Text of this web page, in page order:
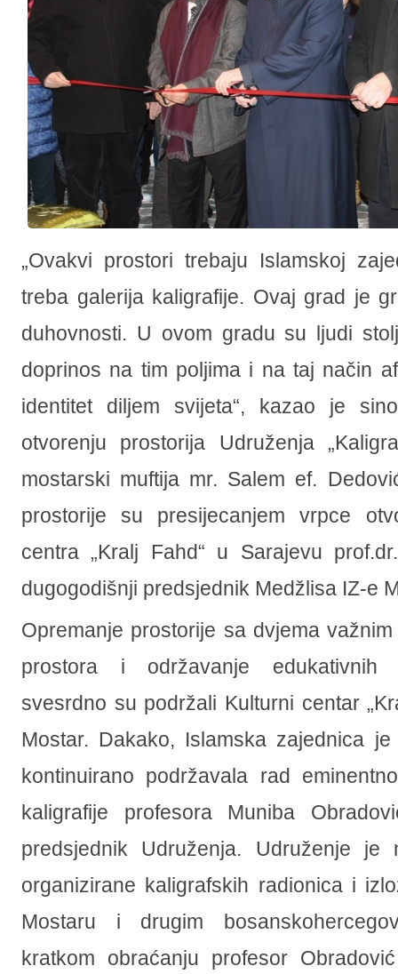
„Ovakvi prostori trebaju Islamskoj
treba galerija kaligrafije. Ovaj grad je
duhovnosti. U ovom gradu su ljudi
doprinos na tim poljima i na taj način
identitet diljem svijeta“, kazao je
otvorenju prostorija Udruženja
mostarski muftija mr. Salem ef.
prostorije su presijecanjem vrpce
centra „Kralj Fahd“ u Sarajevu
dugogodišnji predsjednik Medžlisa IZ-e
Opremanje prostorije sa dvjema
prostora i održavanje edukativnih
svesrdno su podržali Kulturni centar
Mostar. Dakako, Islamska zajednica
kontinuirano podržavala rad
kaligrafije profesora Muniba
predsjednik Udruženja. Udruženje je
organizirane kaligrafskih radionica i
Mostaru i drugim
kratkom obraćanju profesor